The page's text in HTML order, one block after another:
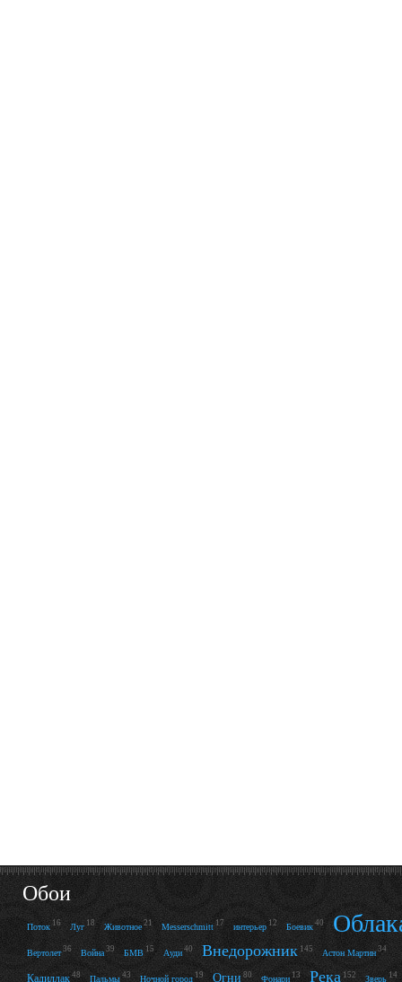
Обои
Поток 16 Луг 18 Животное 21 Messerschmitt 17 интерьер 12 Боевик 40
Вертолет 36 Война 39 БМВ 15 Ауди 40 Внедорожник 145 Астон Мартин 34
Кадиллак 48 Пальмы 43 Ночной город 19 Огни 80 Фонари 13 Река 152 Зверь 14